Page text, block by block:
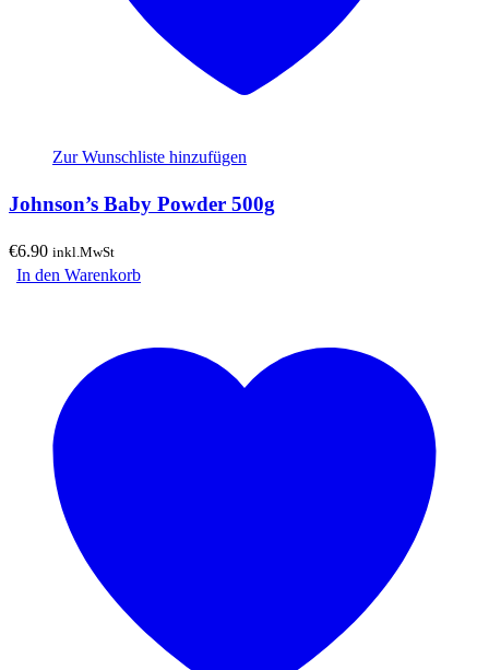
Zur Wunschliste hinzufügen
Johnson’s Baby Powder 500g
€6.90 inkl.MwSt
In den Warenkorb